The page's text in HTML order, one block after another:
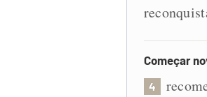
Começar
4